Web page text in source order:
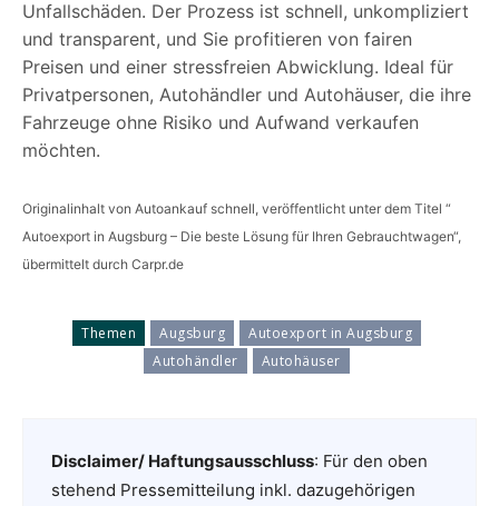
Unfallschäden. Der Prozess ist schnell, unkompliziert
und transparent, und Sie profitieren von fairen
Preisen und einer stressfreien Abwicklung. Ideal für
Privatpersonen, Autohändler und Autohäuser, die ihre
Fahrzeuge ohne Risiko und Aufwand verkaufen
möchten.
Originalinhalt von Autoankauf schnell, veröffentlicht unter dem Titel “
Autoexport in Augsburg – Die beste Lösung für Ihren Gebrauchtwagen“,
übermittelt durch Carpr.de
Themen Augsburg
Autoexport in Augsburg
Autohändler
Autohäuser
Disclaimer/ Haftungsausschluss: Für den oben
stehend Pressemitteilung inkl. dazugehörigen